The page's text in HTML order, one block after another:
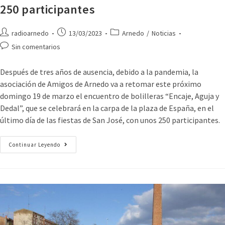
250 participantes
radioarnedo 13/03/2023 Arnedo / Noticias
Sin comentarios
Después de tres años de ausencia, debido a la pandemia, la
asociación de Amigos de Arnedo va a retomar este próximo
domingo 19 de marzo el encuentro de bolilleras “Encaje, Aguja y
Dedal”, que se celebrará en la carpa de la plaza de España, en el
último día de las fiestas de San José, con unos 250 participantes.
Continuar Leyendo